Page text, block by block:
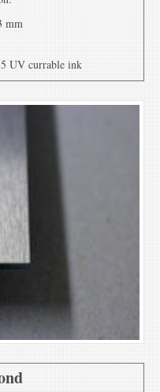
mm
UV currable ink